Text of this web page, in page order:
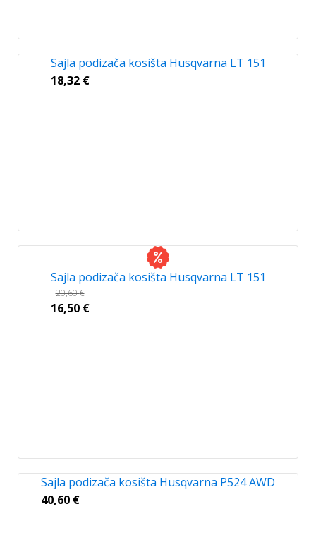
Sajla podizača kosišta Husqvarna LT 151
18,32 €
Sajla podizača kosišta Husqvarna LT 151
20,60€
16,50 €
Sajla podizača kosišta Husqvarna P524 AWD
40,60 €